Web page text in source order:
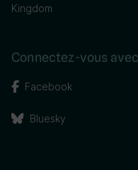
Kingdom
Connectez-vous
Facebook
Bluesky